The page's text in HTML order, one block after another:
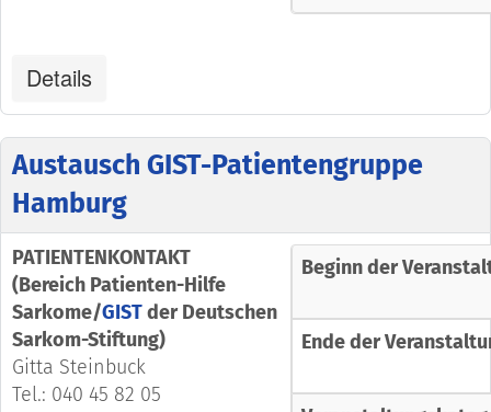
Details
Austausch GIST-Patientengruppe
Hamburg
PATIENTENKONTAKT
(Bereich Patienten-Hilfe
Sarkome/GISTder Deutschen
Sarkom-Stiftung)
Gitta Steinbuck
Tel.: 040 45 82 05
Beginn der
Ende der